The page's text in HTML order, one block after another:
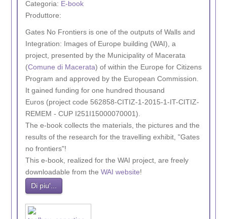
Categoria: E-book
Produttore:
Gates No Frontiers is one of the outputs of Walls and
Integration: Images of Europe building (WAI), a
project, presented by the Municipality of Macerata
(Comune di Macerata) of within the Europe for Citizens
Program and approved by the European Commission.
It gained funding for one hundred thousand
Euros (project code 562858-CITIZ-1-2015-1-IT-CITIZ-
REMEM - CUP I251I15000070001).
The e-book collects the materials, the pictures and the
results of the research for the travelling exhibit, "Gates
no frontiers"!
This e-book, realized for the WAI project, are freely
downloadable from the WAI website!
Di piu'...